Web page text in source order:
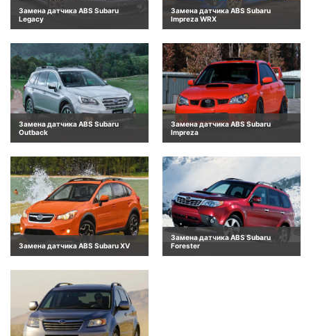
Замена датчика ABS Subaru
Legacy
Замена датчика ABS Subaru
Impreza WRX
Замена датчика ABS Subaru
Outback
Замена датчика ABS Subaru
Impreza
Замена датчика ABS Subaru XV
Замена датчика ABS Subaru
Forester